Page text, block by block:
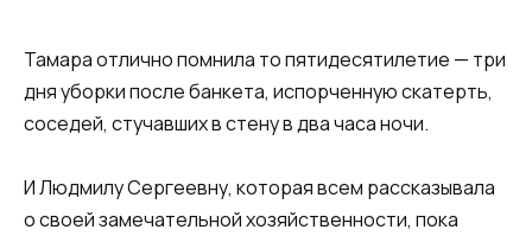
Тамара отлично помнила то пятидесятилетие — три
дня уборки после банкета, испорченную скатерть,
соседей, стучавших в стену в два часа ночи.
И Людмилу Сергеевну, которая всем рассказывала
о своей замечательной хозяйственности, пока